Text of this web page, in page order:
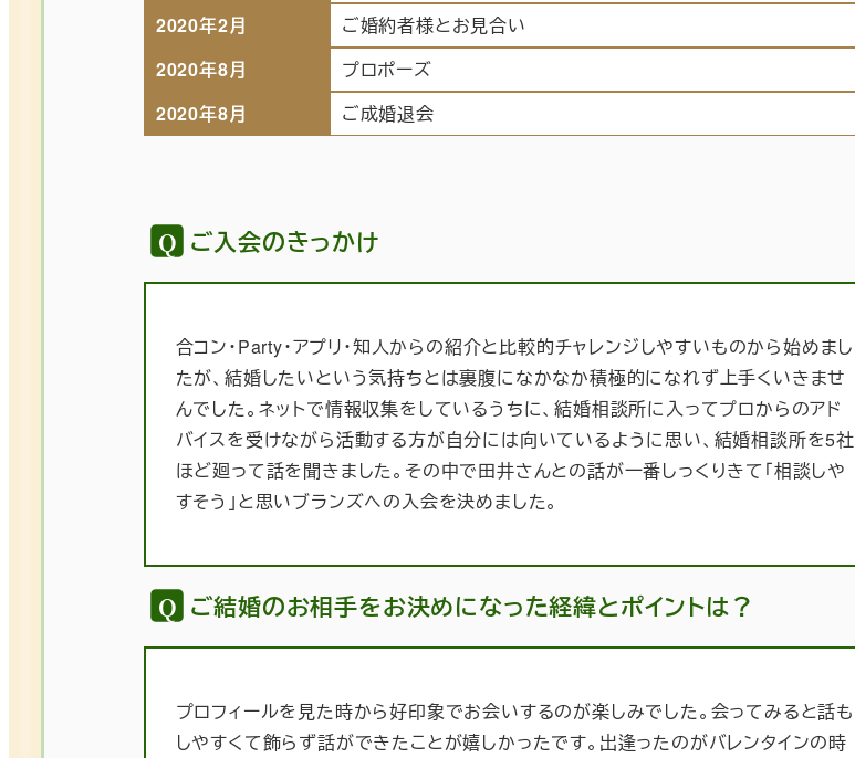
2020年2月
ご婚約者様とお見合い
2020年8月
プロポーズ
2020年8月
ご成婚退会
ご入会のきっかけ
合コン・Party・アプリ・知人からの紹介と比較的チャレンジしやすいものから始めまし
たが、結婚したいという気持ちとは裏腹になかなか積極的になれず上手くいきませ
んでした。ネットで情報収集をしているうちに、結婚相談所に入ってプロからのアド
バイスを受けながら活動する方が自分には向いているように思い、結婚相談所を5社
ほど廻って話を聞きました。その中で田井さんとの話が一番しっくりきて「相談しや
すそう」と思いブランズへの入会を決めました。
ご結婚のお相手をお決めになった経緯とポイントは？
プロフィールを見た時から好印象でお会いするのが楽しみでした。会ってみると話も
しやすくて飾らず話ができたことが嬉しかったです。出逢ったのがバレンタインの時